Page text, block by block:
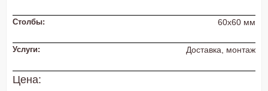
Столбы: 60х60 мм
Услуги: Доставка, монтаж
Цена: